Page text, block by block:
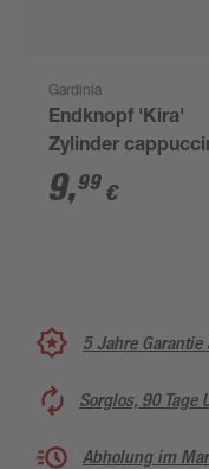
Gardinia
Endknopf 'Kira'
Zylinder
Stück
9,99 €
5 Jahre
Sorglos, 90 Tage
Abholung im